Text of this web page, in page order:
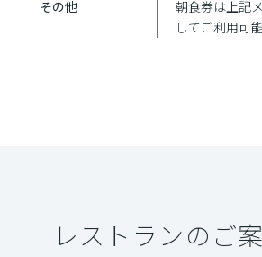
その他
朝食券は上記
してご利用可能
レストランのご